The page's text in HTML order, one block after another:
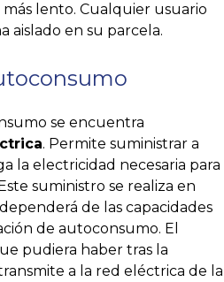
lento. Cualquier usuario
aislado en su parcela.
se encuentra
. Permite suministrar a
la electricidad necesaria para
suministro se realiza en
de las capacidades
de autoconsumo. El
pudiera haber tras la
a la red eléctrica de la